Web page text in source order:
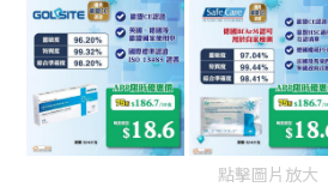
點擊圖片放大